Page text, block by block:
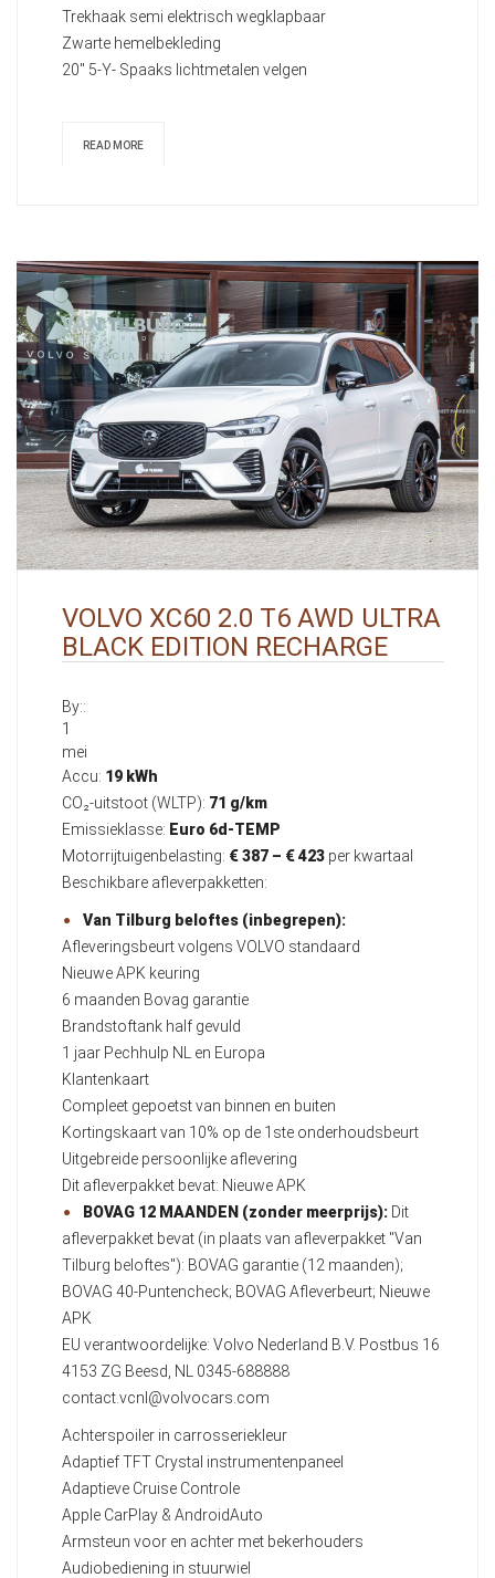
Trekhaak semi elektrisch wegklapbaar
Zwarte hemelbekleding
20" 5-Y- Spaaks lichtmetalen velgen
READ MORE
VOLVO XC60 2.0 T6 AWD ULTRA
BLACK EDITION RECHARGE
By::
1
mei
Accu: 19 kWh
CO₂-uitstoot (WLTP): 71 g/km
Emissieklasse: Euro 6d-TEMP
Motorrijtuigenbelasting: € 387 – € 423 per kwartaal
Beschikbare afleverpakketten:
Van Tilburg beloftes (inbegrepen):
Afleveringsbeurt volgens VOLVO standaard
Nieuwe APK keuring
6 maanden Bovag garantie
Brandstoftank half gevuld
1 jaar Pechhulp NL en Europa
Klantenkaart
Compleet gepoetst van binnen en buiten
Kortingskaart van 10% op de 1ste onderhoudsbeurt
Uitgebreide persoonlijke aflevering
Dit afleverpakket bevat: Nieuwe APK
BOVAG 12 MAANDEN (zonder meerprijs): Dit
afleverpakket bevat (in plaats van afleverpakket "Van
Tilburg beloftes"): BOVAG garantie (12 maanden);
BOVAG 40-Puntencheck; BOVAG Afleverbeurt; Nieuwe
APK
EU verantwoordelijke: Volvo Nederland B.V. Postbus 16
4153 ZG Beesd, NL 0345-688888
contact.vcnl@volvocars.com
Achterspoiler in carrosseriekleur
Adaptief TFT Crystal instrumentenpaneel
Adaptieve Cruise Controle
Apple CarPlay & AndroidAuto
Armsteun voor en achter met bekerhouders
Audiobediening in stuurwiel